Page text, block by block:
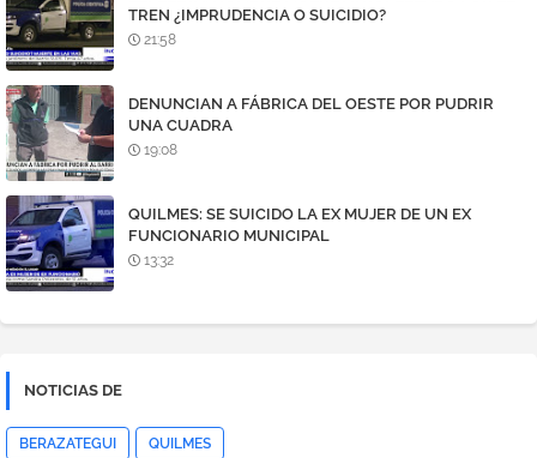
TREN ¿IMPRUDENCIA O SUICIDIO?
21:58
DENUNCIAN A FÁBRICA DEL OESTE POR PUDRIR
UNA CUADRA
19:08
QUILMES: SE SUICIDO LA EX MUJER DE UN EX
FUNCIONARIO MUNICIPAL
13:32
NOTICIAS DE
BERAZATEGUI QUILMES